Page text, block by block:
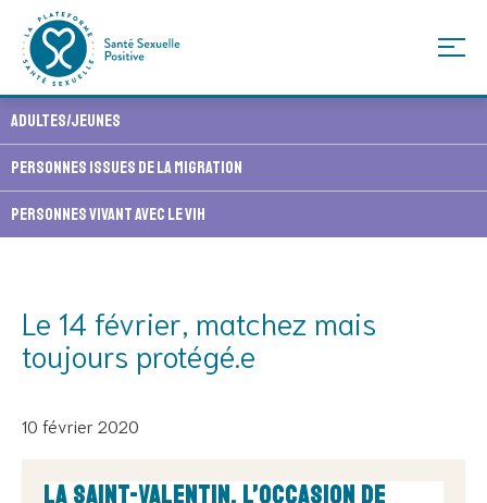
to
content
Adultes/Jeunes
Personnes issues de la migration
Personnes vivant avec le VIH
Le 14 février, matchez mais
toujours protégé.e
10 février 2020
La Saint-Valentin, l’occasion de